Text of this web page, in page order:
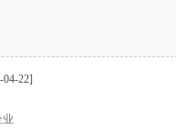
04-22]
业